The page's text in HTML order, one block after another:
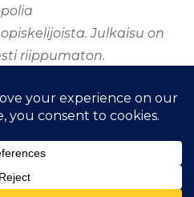
Julkaisu on
riippumaton.
TAAJUUSMEDIA
Stylist | KehittänytBlossom